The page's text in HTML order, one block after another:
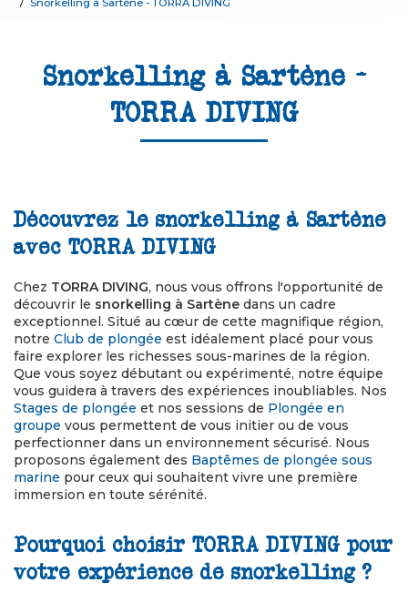
Snorkelling à Sartène -
TORRA DIVING
Découvrez le snorkelling à Sartène
avec TORRA DIVING
Chez TORRA DIVING, nous vous offrons l'opportunité de
découvrir le snorkelling à Sartène dans un cadre
exceptionnel. Situé au cœur de cette magnifique région,
notre Club de plongée est idéalement placé pour vous
faire explorer les richesses sous-marines de la région.
Que vous soyez débutant ou expérimenté, notre équipe
vous guidera à travers des expériences inoubliables. Nos
Stages de plongée et nos sessions de Plongée en
groupe vous permettent de vous initier ou de vous
perfectionner dans un environnement sécurisé. Nous
proposons également des Baptêmes de plongée sous
marine pour ceux qui souhaitent vivre une première
immersion en toute sérénité.
Pourquoi choisir TORRA DIVING pour
votre expérience de snorkelling ?